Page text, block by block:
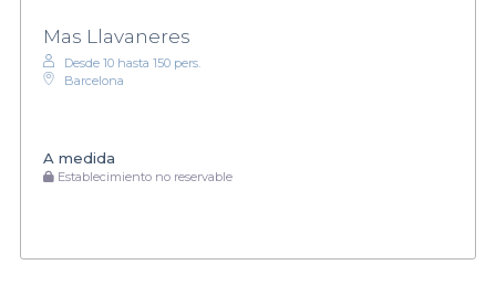
Mas Llavaneres
Desde 10 hasta 150 pers.
Barcelona
A medida
Establecimiento no reservable